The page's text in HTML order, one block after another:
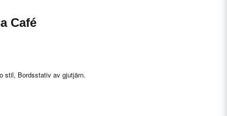
Café
stil, Bordsstativ av gjutjärn.